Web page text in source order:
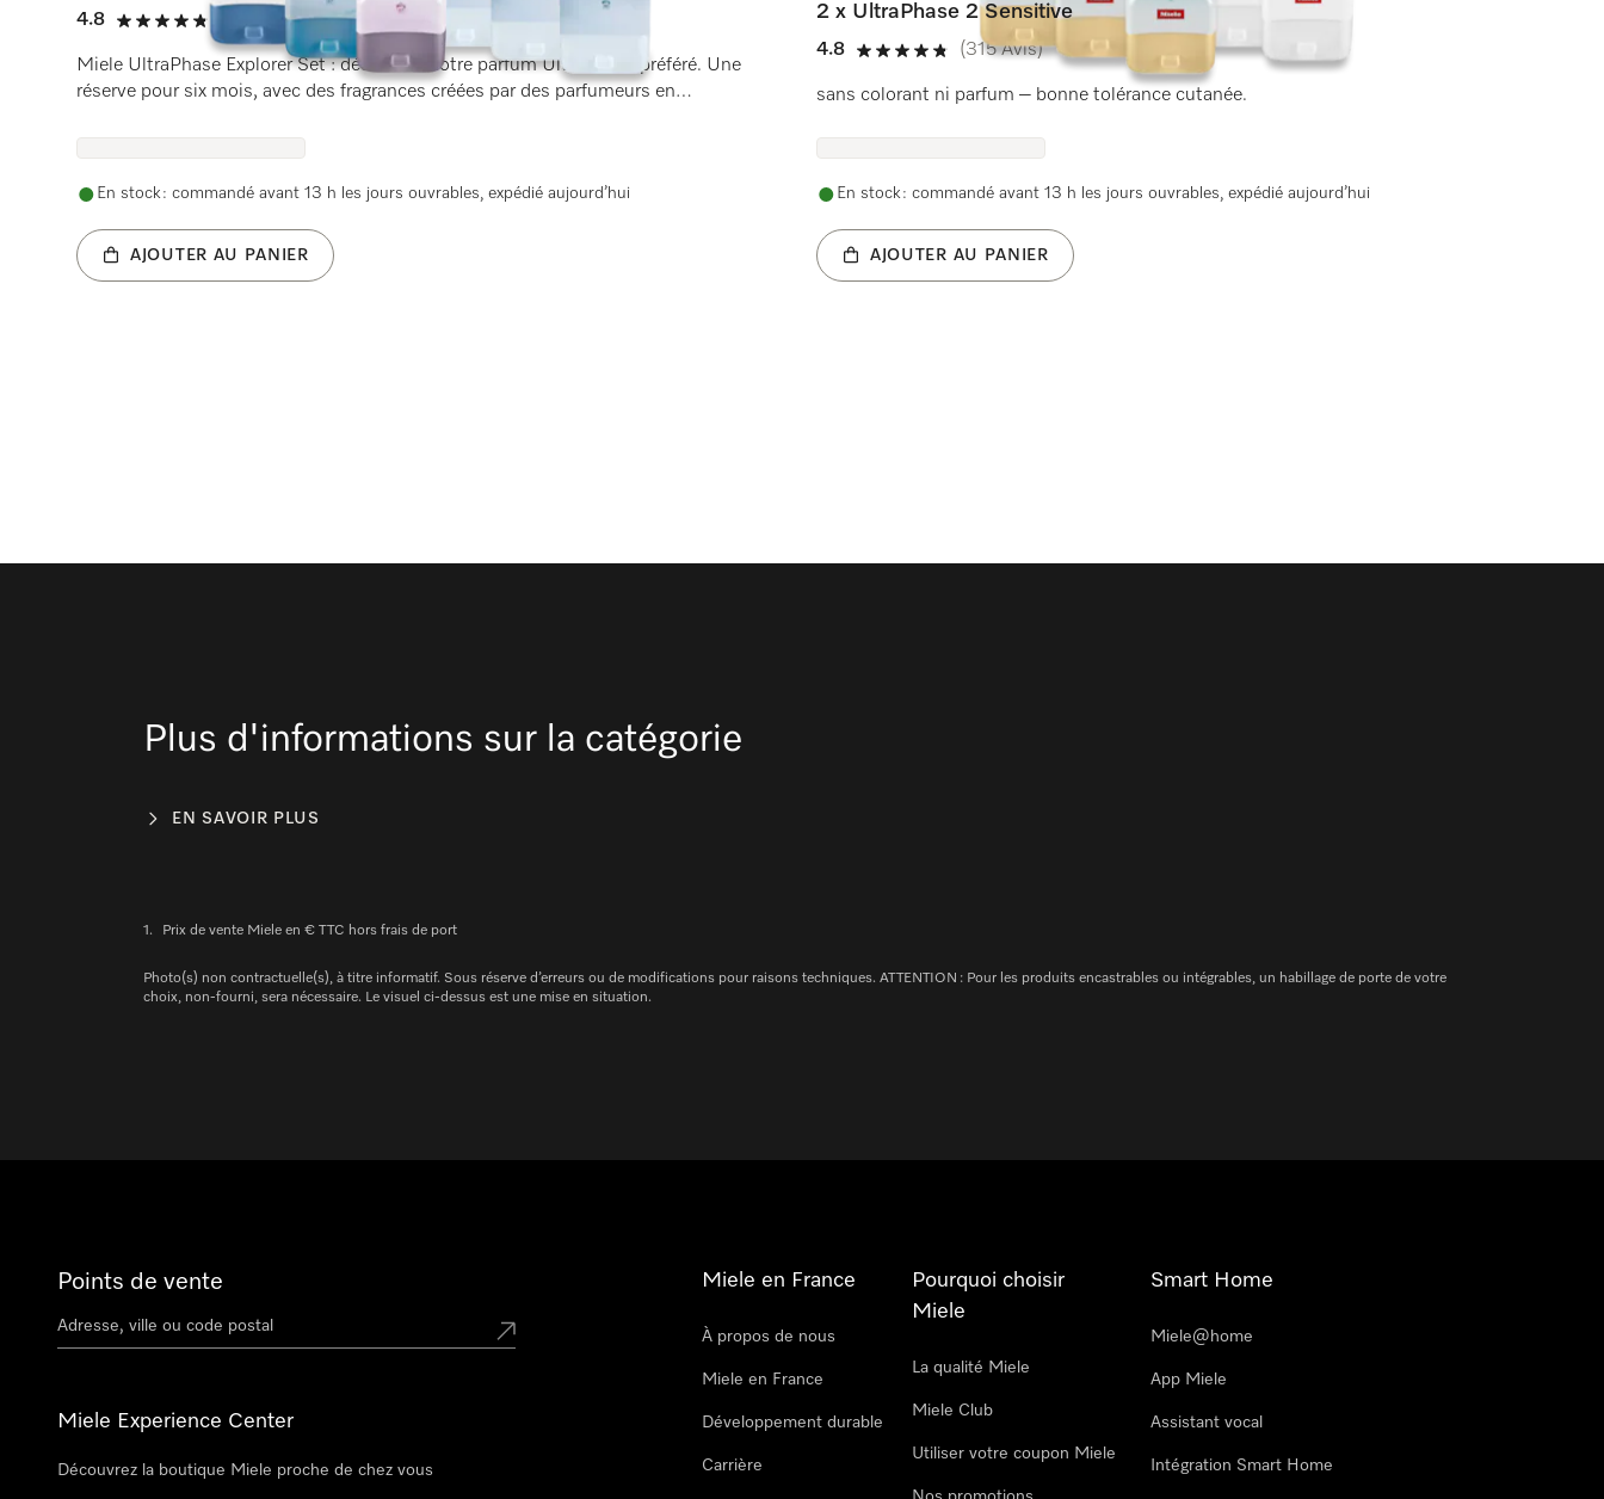
4.8
4.8 étoiles sur 5
(179 Avis)
Miele UltraPhase Explorer Set : découvrez votre parfum UltraPhase préféré. Une
réserve pour six mois, avec des fragrances créées par des parfumeurs en
En stock : commandé avant 13 h les jours ouvrables, expédié aujourd’hui
AJOUTER AU PANIER
2 x UltraPhase 2 Sensitive
4.8
4.8 étoiles sur 5
(315 Avis)
sans colorant ni parfum – bonne tolérance cutanée.
En stock : commandé avant 13 h les jours ouvrables, expédié aujourd’hui
AJOUTER AU PANIER
Plus d'informations sur la catégorie
EN SAVOIR PLUS
1. Prix de vente Miele en € TTC hors frais de port
Photo(s) non contractuelle(s), à titre informatif. Sous réserve d’erreurs ou de modifications pour raisons techniques. ATTENTION : Pour les produits encastrables ou intégrables, un habillage de porte de votre
choix, non-fourni, sera nécessaire. Le visuel ci-dessus est une mise en situation.
Points de vente
Miele Experience Center
Découvrez la boutique Miele proche de chez vous
Miele en France
À propos de nous
Miele en France
Développement durable
Carrière
Pourquoi choisir
Miele
La qualité Miele
Miele Club
Utiliser votre coupon Miele
Smart Home
Miele@home
App Miele
Assistant vocal
Intégration Smart Home